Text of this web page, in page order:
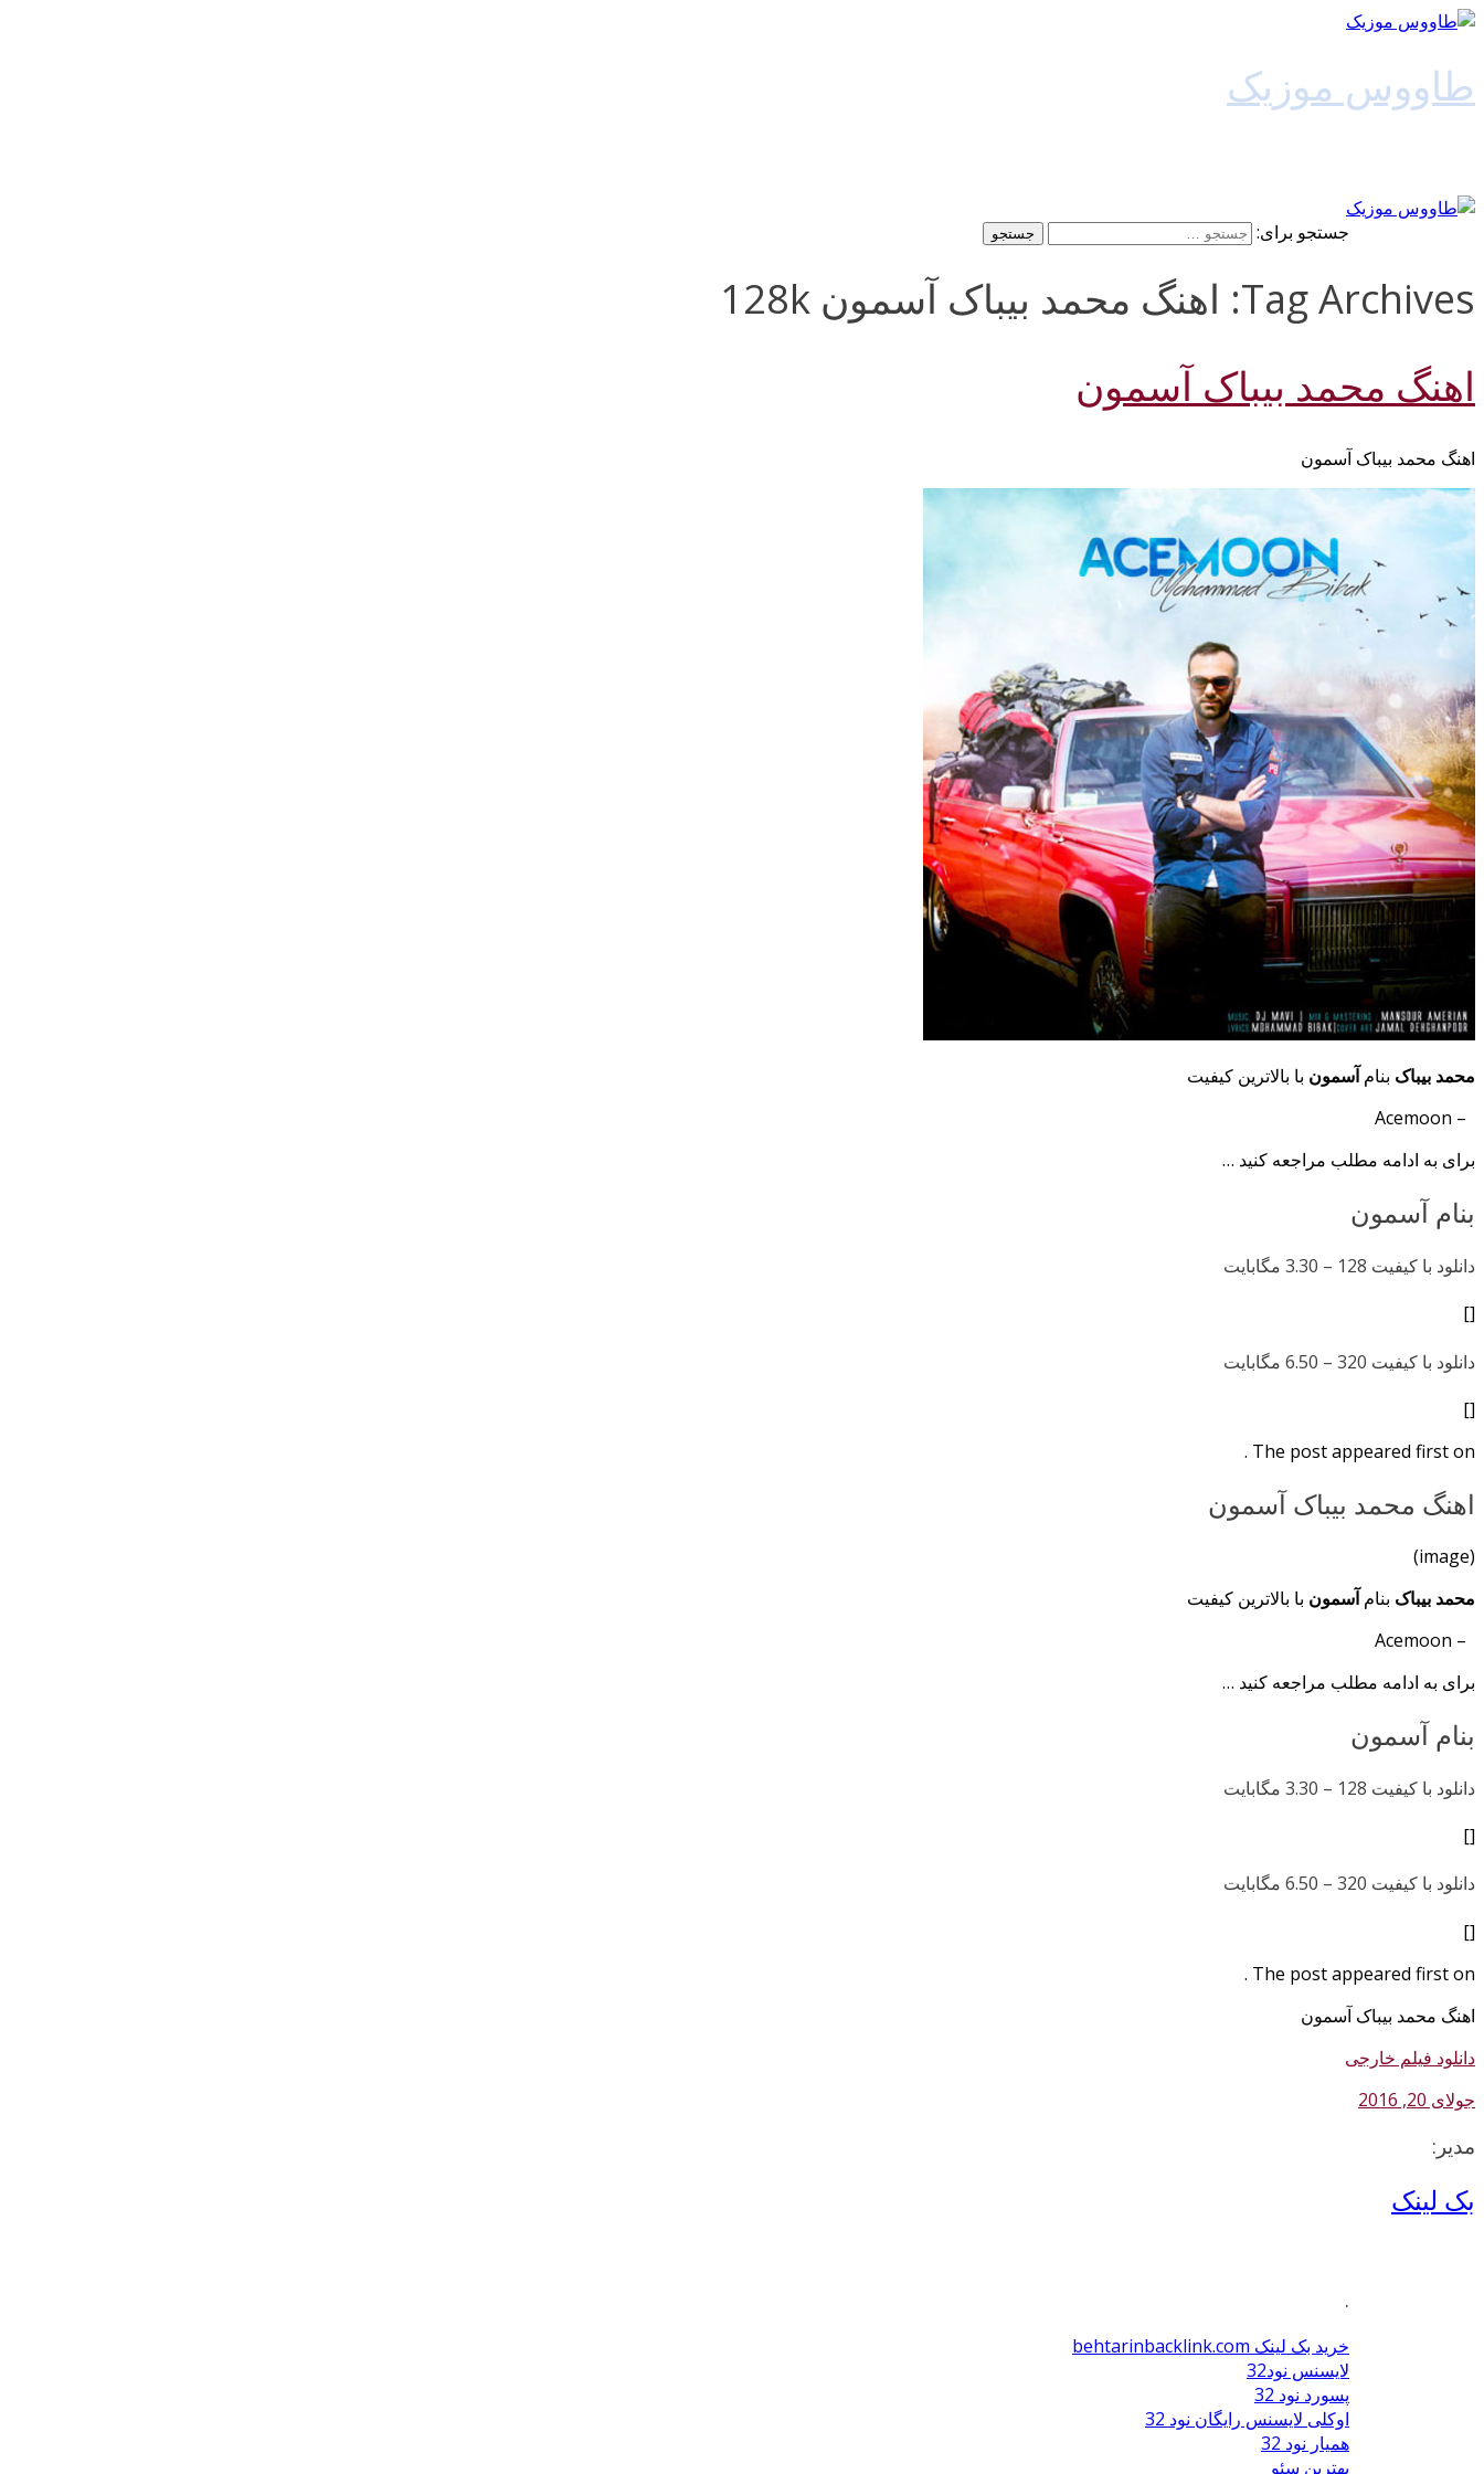
طاووس موزیک
جستجو برای:
Tag Archives: اهنگ محمد بیباک آسمون 128k
اهنگ محمد بیباک آسمون
اهنگ محمد بیباک آسمون
محمد بیباک بنام آسمون با بالاترین کیفیت
– Acemoon
برای به ادامه مطلب مراجعه کنید …
بنام آسمون
دانلود با کیفیت 128 –
3.30 مگابایت
[]
دانلود با کیفیت 320 –
6.50 مگابایت
[]
The post appeared first on .
اهنگ محمد بیباک آسمون
(image)
محمد بیباک بنام آسمون با بالاترین کیفیت
– Acemoon
برای به ادامه مطلب مراجعه کنید …
بنام آسمون
دانلود با کیفیت 128 –
3.30 مگابایت
[]
دانلود با کیفیت 320 –
6.50 مگابایت
[]
The post appeared first on .
اهنگ محمد بیباک آسمون
دانلود فیلم خارجی
جولای 20, 2016
مدیر:
بک لینک
.
خرید بک لینک behtarinbacklink.com
لایسنس نود32
پسورد نود 32
اوکلی لایسنس رایگان نود 32
همیار نود 32
بهترین سئو